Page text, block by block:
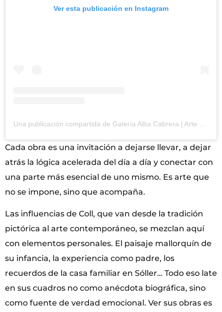
Ver esta publicación en Instagram
Cada obra es una invitación a dejarse llevar, a dejar
atrás la lógica acelerada del día a día y conectar con
una parte más esencial de uno mismo. Es arte que
no se impone, sino que acompaña.
Las influencias de Coll, que van desde la tradición
pictórica al arte contemporáneo, se mezclan aquí
con elementos personales. El paisaje mallorquín de
su infancia, la experiencia como padre, los
recuerdos de la casa familiar en Sóller… Todo eso late
en sus cuadros no como anécdota biográfica, sino
como fuente de verdad emocional. Ver sus obras es